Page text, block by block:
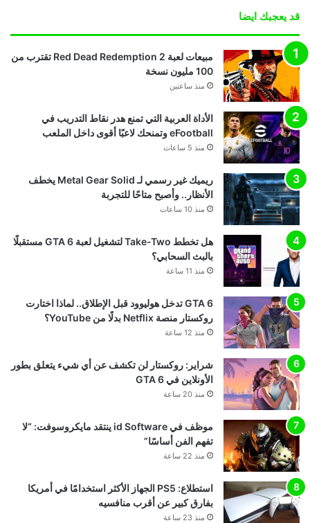
قد يعجبك ايضا
مبيعات لعبة Red Dead Redemption 2 تقترب من
100 مليون نسخة
منذ ساعتين
الأداة العربية التي تمنع هدر نقاط التدريب في
eFootball وتمنحك لاعبًا أقوى داخل الملعب
منذ 5 ساعات
ريميك غير رسمي لـ Metal Gear Solid يخطف
الأنظار.. وأصبح متاحًا للتجربة
منذ 10 ساعات
هل تخطط Take-Two لتشغيل لعبة GTA 6 مستقبلًا
بالبث السحابي؟
منذ 11 ساعة
GTA 6 تدخل هوليوود قبل الإطلاق.. لماذا اختارت
روكستار منصة Netflix بدلًا من YouTube؟
منذ 12 ساعة
شراير: روكستار لن تكشف عن أي شيء يتعلق بطور
الأونلاين في GTA 6
منذ 20 ساعة
موظف في id Software ينتقد مايكروسوفت: “لا
تفهم الفن أساسًا”
منذ 22 ساعة
استطلاع: PS5 الجهاز الأكثر استخدامًا في أمريكا
بفارق كبير عن أقرب منافسيه
منذ 23 ساعة